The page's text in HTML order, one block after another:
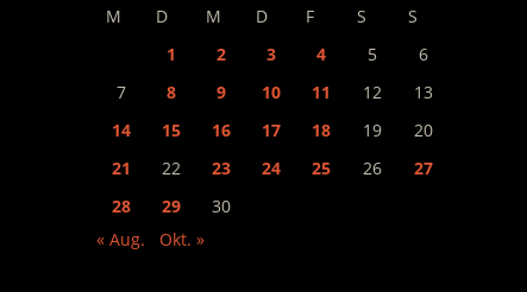
M D M D F S
S
1
2 3 4 5
6
7
8 9 10 11 12
13
14
15 16 17 18 19
20
21
22 23 24 25 26
27
28
29
30
« Aug.
Okt. »